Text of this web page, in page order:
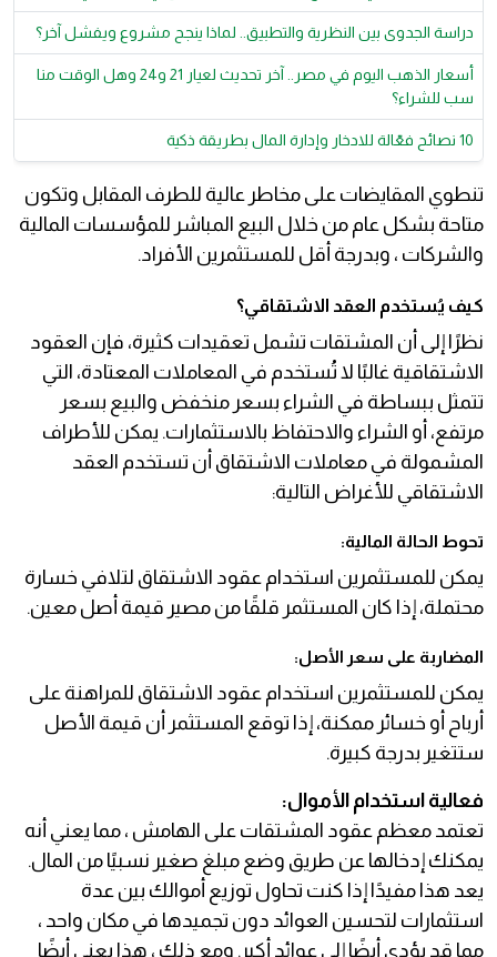
دراسة الجدوى بين النظرية والتطبيق.. لماذا ينجح مشروع ويفشل آخر؟
أسعار الذهب اليوم في مصر.. آخر تحديث لعيار 21 و24 وهل الوقت منا
سب للشراء؟
10 نصائح فعّالة للادخار وإدارة المال بطريقة ذكية
تنطوي المقايضات على مخاطر عالية للطرف المقابل وتكون
متاحة بشكل عام من خلال البيع المباشر للمؤسسات المالية
والشركات ، وبدرجة أقل للمستثمرين الأفراد.
كيف يُستخدم العقد الاشتقاقي؟
نظرًا إلى أن المشتقات تشمل تعقيدات كثيرة، فإن العقود
الاشتقاقية غالبًا لا تُستخدم في المعاملات المعتادة، التي
تتمثل ببساطة في الشراء بسعر منخفض والبيع بسعر
مرتفع، أو الشراء والاحتفاظ بالاستثمارات. يمكن للأطراف
المشمولة في معاملات الاشتقاق أن تستخدم العقد
الاشتقاقي للأغراض التالية:
تحوط الحالة المالية:
يمكن للمستثمرين استخدام عقود الاشتقاق لتلافي خسارة
محتملة، إذا كان المستثمر قلقًا من مصير قيمة أصل معين.
المضاربة على سعر الأصل:
يمكن للمستثمرين استخدام عقود الاشتقاق للمراهنة على
أرباح أو خسائر ممكنة، إذا توقع المستثمر أن قيمة الأصل
ستتغير بدرجة كبيرة.
فعالية استخدام الأموال:
تعتمد معظم عقود المشتقات على الهامش ، مما يعني أنه
يمكنك إدخالها عن طريق وضع مبلغ صغير نسبيًا من المال.
يعد هذا مفيدًا إذا كنت تحاول توزيع أموالك بين عدة
استثمارات لتحسين العوائد دون تجميدها في مكان واحد ،
مما قد يؤدي أيضًا إلى عوائد أكبر. ومع ذلك ، هذا يعني أيضًا